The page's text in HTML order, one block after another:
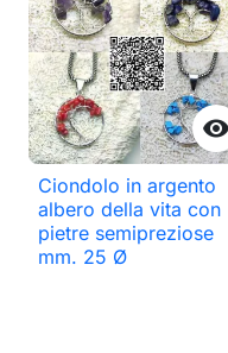

Ciondolo in argento
albero della vita con
pietre semipreziose
mm. 25 Ø